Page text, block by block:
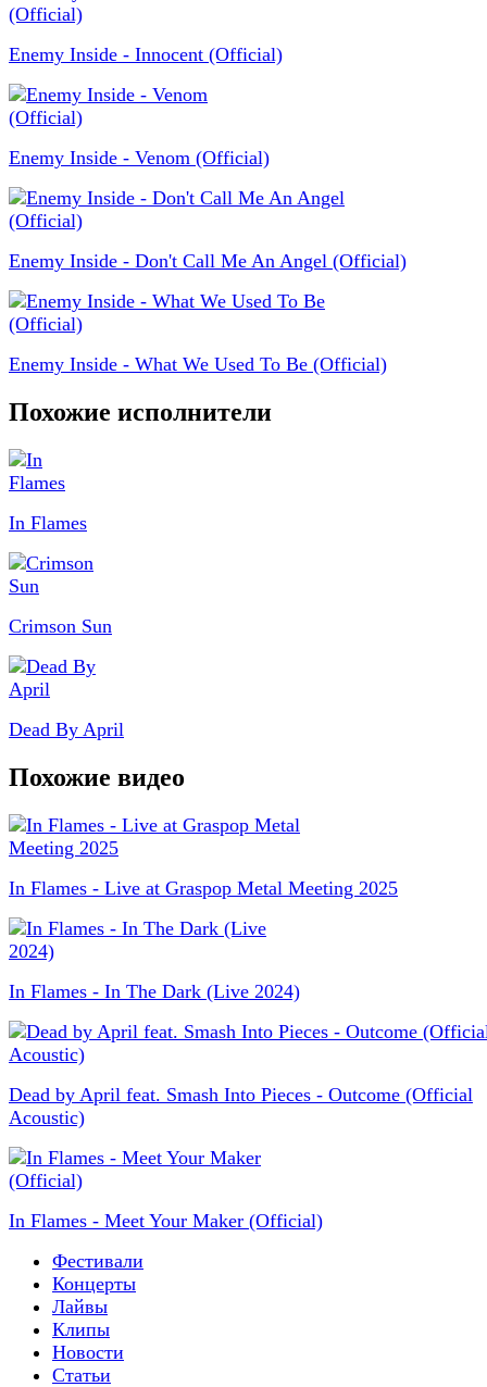
Enemy Inside - Innocent (Official)
Enemy Inside - Venom (Official)
Enemy Inside - Don't Call Me An Angel (Official)
Enemy Inside - What We Used To Be (Official)
Похожие исполнители
In Flames
Crimson Sun
Dead By April
Похожие видео
In Flames - Live at Graspop Metal Meeting 2025
In Flames - In The Dark (Live 2024)
Dead by April feat. Smash Into Pieces - Outcome (Official
Acoustic)
In Flames - Meet Your Maker (Official)
Фестивали
Концерты
Лайвы
Клипы
Новости
Статьи